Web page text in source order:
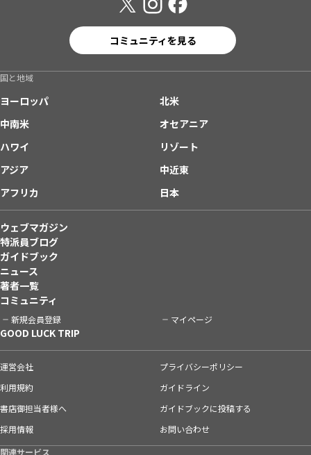
コミュニティを見る
国と地域
ヨーロッパ
北米
中南米
オセアニア
ハワイ
リゾート
アジア
中近東
アフリカ
日本
ウェブマガジン
特派員ブログ
ガイドブック
ニュース
著者一覧
コミュニティ
新規会員登録 マイページ
GOOD LUCK TRIP
運営会社
プライバシーポリシー
利用規約
ガイドライン
書店御担当者様へ
ガイドブックに投稿する
採用情報
お問い合わせ
関連サービス